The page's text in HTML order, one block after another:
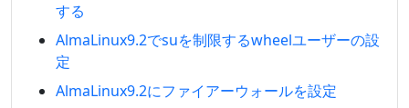
する
AlmaLinux9.2でsuを制限するwheelユーザーの設
定
AlmaLinux9.2にファイアーウォールを設定